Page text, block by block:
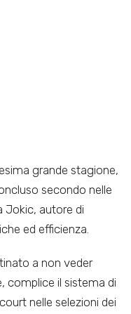
grande stagione,
secondo nelle
Jokic, autore di
ed efficienza.
a non veder
complice il sistema di
nelle selezioni dei